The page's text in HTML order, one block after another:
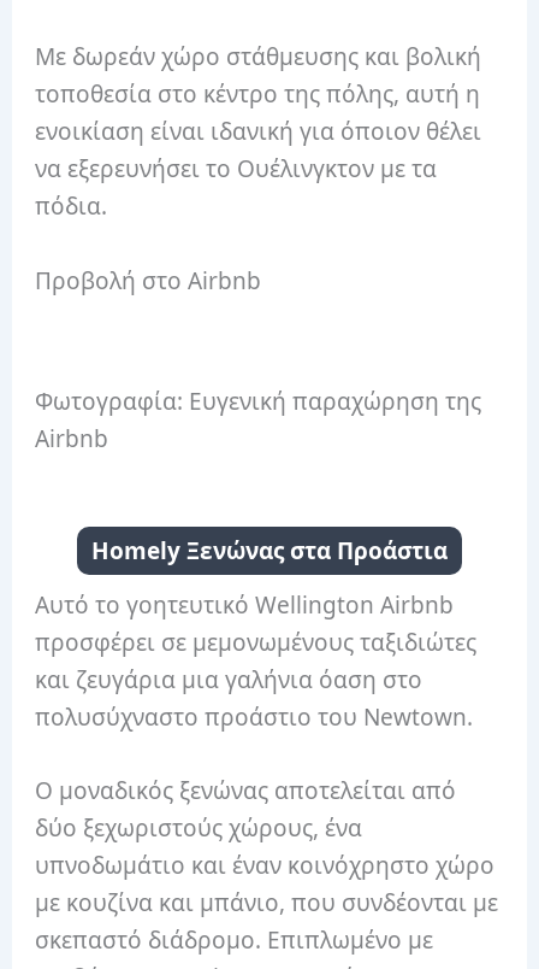
Με δωρεάν χώρο στάθμευσης και βολική
τοποθεσία στο κέντρο της πόλης, αυτή η
ενοικίαση είναι ιδανική για όποιον θέλει
να εξερευνήσει το Ουέλινγκτον με τα
πόδια.
Προβολή στο Airbnb
Φωτογραφία: Ευγενική παραχώρηση της
Airbnb
Homely Ξενώνας στα Προάστια
Αυτό το γοητευτικό Wellington Airbnb
προσφέρει σε μεμονωμένους ταξιδιώτες
και ζευγάρια μια γαλήνια όαση στο
πολυσύχναστο προάστιο του Newtown.
Ο μοναδικός ξενώνας αποτελείται από
δύο ξεχωριστούς χώρους, ένα
υπνοδωμάτιο και έναν κοινόχρηστο χώρο
με κουζίνα και μπάνιο, που συνδέονται με
σκεπαστό διάδρομο. Επιπλωμένο με